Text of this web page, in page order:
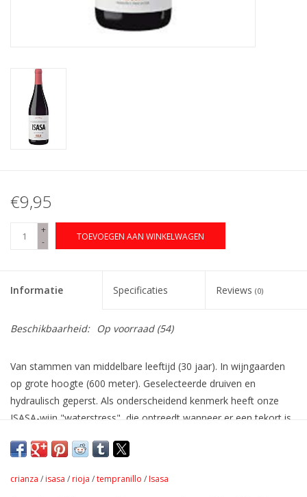
€9,95
+
-
TOEVOEGEN AAN WINKELWAGEN
Informatie Specificaties Reviews (0)
Beschikbaarheid: Op voorraad(54)
Van stammen van middelbare leeftijd (30 jaar). In wijngaarden
op grote hoogte (600 meter). Geselecteerde druiven en
hydraulisch geperst. Als onderscheidend kenmerk heeft onze
ISASA-wijn "waterstress", die optreedt wanneer er een tekort is
een essentiële factor voor een goede rijping van druiven. Deze
reserve van elementen in de bessen bevorderen.
crianza / isasa / rioja /tempranillo / Isasa